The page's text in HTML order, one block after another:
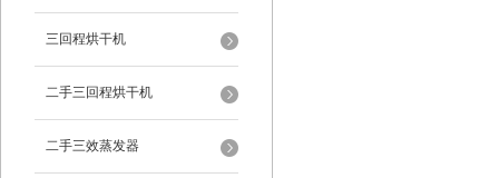
三回程烘干机
二手三回程烘干机
二手三效蒸发器